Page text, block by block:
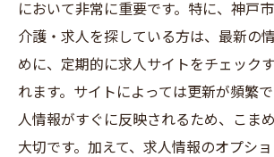
において非常に重要です。特に、神戸
介護・求人を探している方は、最新の
めに、定期的に求人サイトをチェック
れます。サイトによっては更新が頻繁
人情報がすぐに反映されるため、こま
大切です。加えて、求人情報のオプシ